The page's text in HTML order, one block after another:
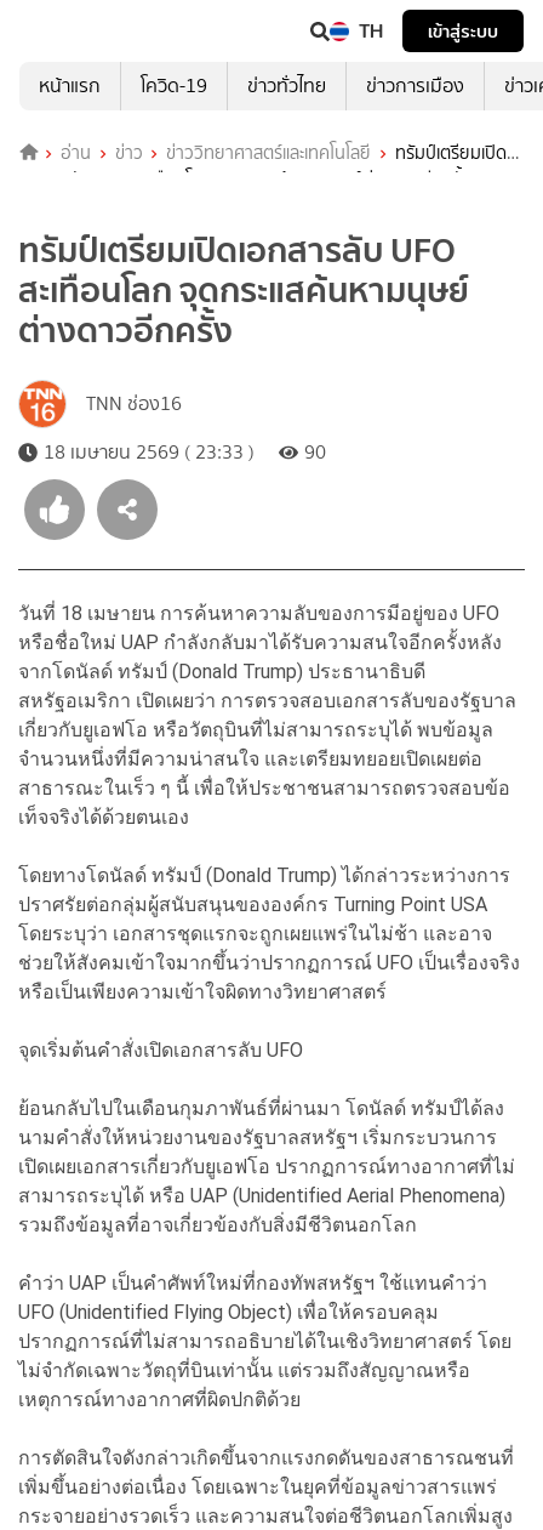
TH
เข้าสู่ระบบ
หน้าแรก
โควิด-19 ข่าวทั่วไทย ข่าวการเมือง ข่าว
อ่าน ข่าว ข่าววิทยาศาสตร์และเทคโนโลยี
ทรัมป์เตรียมเปิด
เอกสารลับ UFO สะเทือนโลก จุดกระแสค้นหามนุษย์ต่างดาวอีกครั้ง
ทรัมป์เตรียมเปิดเอกสารลับ UFO
สะเทือนโลก จุดกระแสค้นหามนุษย์
ต่างดาวอีกครั้ง
TNN ช่อง16
18 เมษายน 2569 ( 23:33 )
90
วันที่ 18 เมษายน การค้นหาความลับของการมีอยู่ของ UFO
หรือชื่อใหม่ UAP กำลังกลับมาได้รับความสนใจอีกครั้งหลัง
จากโดนัลด์ ทรัมป์ (Donald Trump) ประธานาธิบดี
สหรัฐอเมริกา เปิดเผยว่า การตรวจสอบเอกสารลับของรัฐบาล
เกี่ยวกับยูเอฟโอ หรือวัตถุบินที่ไม่สามารถระบุได้ พบข้อมูล
จำนวนหนึ่งที่มีความน่าสนใจ และเตรียมทยอยเปิดเผยต่อ
สาธารณะในเร็ว ๆ นี้ เพื่อให้ประชาชนสามารถตรวจสอบข้อ
เท็จจริงได้ด้วยตนเอง
โดยทางโดนัลด์ ทรัมป์ (Donald Trump) ได้กล่าวระหว่างการ
ปราศรัยต่อกลุ่มผู้สนับสนุนขององค์กร Turning Point USA
โดยระบุว่า เอกสารชุดแรกจะถูกเผยแพร่ในไม่ช้า และอาจ
ช่วยให้สังคมเข้าใจมากขึ้นว่าปรากฏการณ์ UFO เป็นเรื่องจริง
หรือเป็นเพียงความเข้าใจผิดทางวิทยาศาสตร์
จุดเริ่มต้นคำสั่งเปิดเอกสารลับ UFO
ย้อนกลับไปในเดือนกุมภาพันธ์ที่ผ่านมา โดนัลด์ ทรัมป์ได้ลง
นามคำสั่งให้หน่วยงานของรัฐบาลสหรัฐฯ เริ่มกระบวนการ
เปิดเผยเอกสารเกี่ยวกับยูเอฟโอ ปรากฏการณ์ทางอากาศที่ไม่
สามารถระบุได้ หรือ UAP (Unidentified Aerial Phenomena)
รวมถึงข้อมูลที่อาจเกี่ยวข้องกับสิ่งมีชีวิตนอกโลก
คำว่า UAP เป็นคำศัพท์ใหม่ที่กองทัพสหรัฐฯ ใช้แทนคำว่า
UFO (Unidentified Flying Object) เพื่อให้ครอบคลุม
ปรากฏการณ์ที่ไม่สามารถอธิบายได้ในเชิงวิทยาศาสตร์ โดย
ไม่จำกัดเฉพาะวัตถุที่บินเท่านั้น แต่รวมถึงสัญญาณหรือ
เหตุการณ์ทางอากาศที่ผิดปกติด้วย
การตัดสินใจดังกล่าวเกิดขึ้นจากแรงกดดันของสาธารณชนที่
เพิ่มขึ้นอย่างต่อเนื่อง โดยเฉพาะในยุคที่ข้อมูลข่าวสารแพร่
กระจายอย่างรวดเร็ว และความสนใจต่อชีวิตนอกโลกเพิ่มสูง